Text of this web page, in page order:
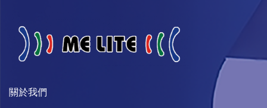
關於我們​